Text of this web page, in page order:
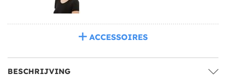
ACCESSOIRES
BESCHRIJVING